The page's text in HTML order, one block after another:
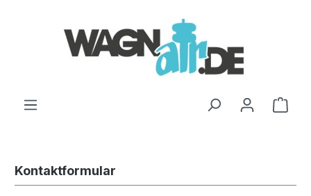
Kontaktformular